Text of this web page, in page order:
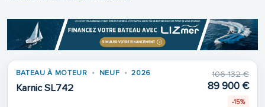
BATEAU À MOTEUR NEUF 2026
Karnic SL742
106 132 €
89 900 €
-15%